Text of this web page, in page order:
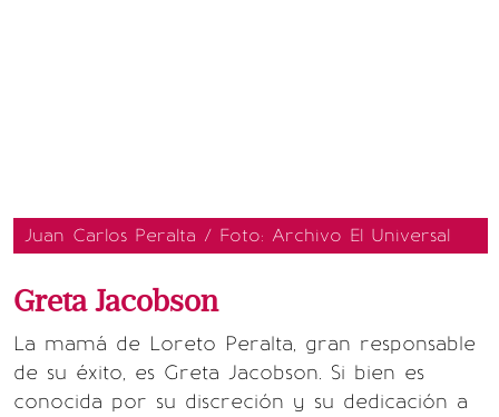
Juan Carlos Peralta / Foto: Archivo El Universal
Greta Jacobson
La mamá de Loreto Peralta, gran responsable
de su éxito, es Greta Jacobson. Si bien es
conocida por su discreción y su dedicación a